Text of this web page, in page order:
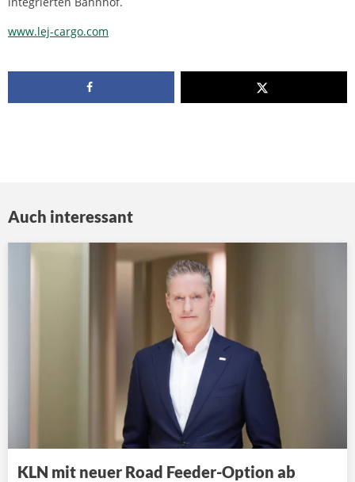
www.lej-cargo.com
Auch interessant
KLN mit neuer Road Feeder-Option ab